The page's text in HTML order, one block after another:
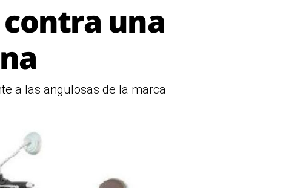
una
a las angulosas de la marca